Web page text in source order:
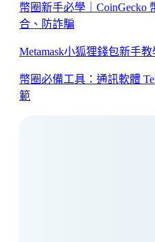
幣圈新手必學｜CoinGecko
合、防詐騙
Metamask小狐狸錢包新手
幣圈必備工具：通訊軟體
範